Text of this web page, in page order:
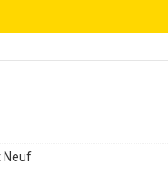
Neuf